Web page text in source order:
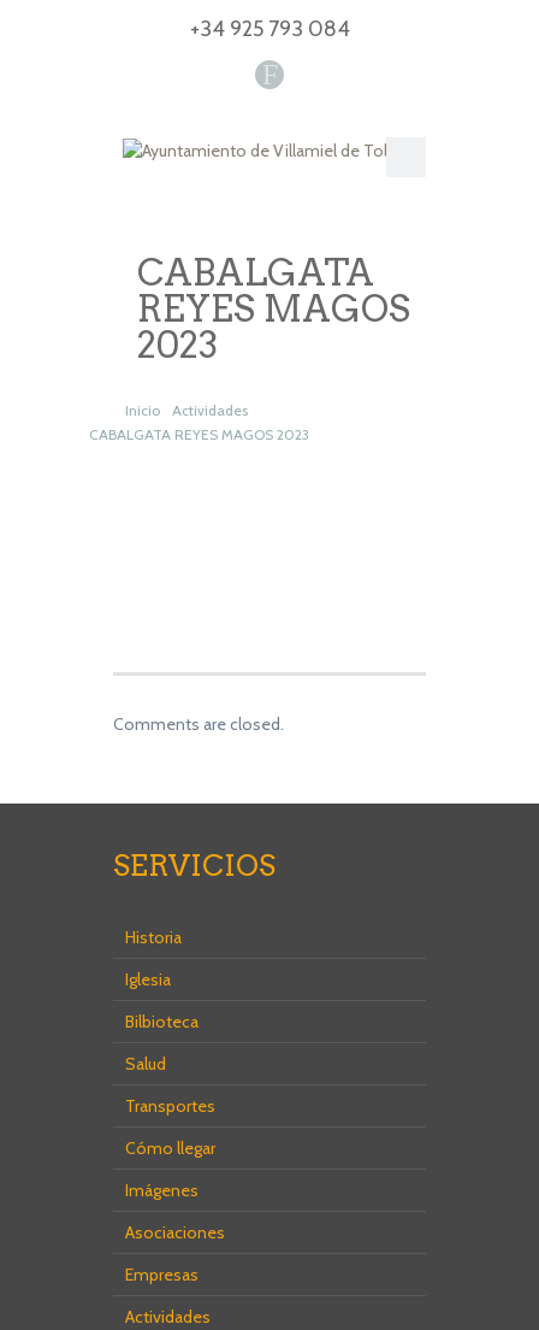
F
+34 925 793 084
CABALGATA
REYES MAGOS
2023
Inicio
Actividades
CABALGATA REYES MAGOS 2023
Comments are closed.
SERVICIOS
Historia
Iglesia
Bilbioteca
Salud
Transportes
Cómo llegar
Imágenes
Asociaciones
Empresas
Actividades